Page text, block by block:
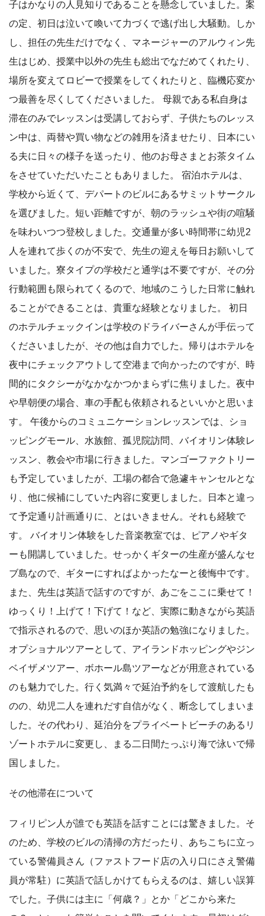
子はかなりの人見知りであることを懸念していました。案
の定、初日は泣いて喚いて力づくで逃げ出し大騒動。しか
し、担任の先生だけでなく、マネージャーのアルウィン先
生はじめ、授業中以外の先生も総出でなだめてくれたり、
場所を変えてロビーで授業をしてくれたりと、臨機応変か
つ最善を尽くしてくださいました。 母親である私自身は
滞在のみでレッスンは受講しておらず、子供たちのレッス
ン中は、両替や買い物などの雑用を済ませたり、日本にい
る夫に日々の様子を送ったり、他のお母さまとお茶タイム
をさせていただいたこともありました。 宿泊ホテルは、
学校から近くて、デパートのビルにあるサミットサークル
を選びました。短い距離ですが、朝のラッシュや街の喧騒
を味わいつつ登校しました。交通量が多い時間帯に幼児2
人を連れて歩くのが不安で、先生の迎えを毎日お願いして
いました。寮タイプの学校だと通学は不要ですが、その分
行動範囲も限られてくるので、地域のこうした日常に触れ
ることができることは、貴重な経験となりました。 初日
のホテルチェックインは学校のドライバーさんが手伝って
くださいましたが、その他は自力でした。帰りはホテルを
夜中にチェックアウトして空港まで向かったのですが、時
間的にタクシーがなかなかつかまらずに焦りました。夜中
や早朝便の場合、車の手配も依頼されるといいかと思いま
す。 午後からのコミュニケーションレッスンでは、ショ
ッピングモール、水族館、孤児院訪問、バイオリン体験レ
ッスン、教会や市場に行きました。マンゴーファクトリー
も予定していましたが、工場の都合で急遽キャンセルとな
り、他に候補にしていた内容に変更しました。日本と違っ
て予定通り計画通りに、とはいきません。それも経験で
す。 バイオリン体験をした音楽教室では、ピアノやギタ
ーも開講していました。せっかくギターの生産が盛んなセ
ブ島なので、ギターにすればよかったなーと後悔中です。
また、先生は英語で話すのですが、あごをここに乗せて！
ゆっくり！上げて！下げて！など、実際に動きながら英語
で指示されるので、思いのほか英語の勉強になりました。
オプショナルツアーとして、アイランドホッピングやジン
ベイザメツアー、ボホール島ツアーなどが用意されている
のも魅力でした。行く気満々で延泊予約をして渡航したも
のの、幼児二人を連れだす自信がなく、断念してしまいま
した。その代わり、延泊分をプライベートビーチのあるリ
ゾートホテルに変更し、まる二日間たっぷり海で泳いで帰
国しました。
その他滞在について
フィリピン人が誰でも英語を話すことには驚きました。そ
のため、学校のビルの清掃の方だったり、あちこちに立っ
ている警備員さん（ファストフード店の入り口にさえ警備
員が常駐）に英語で話しかけてもらえるのは、嬉しい誤算
でした。子供には主に「何歳？」とか「どこから来た